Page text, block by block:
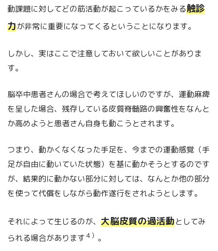
動課題に対してどの筋活動が起こっているかをみる触診
力が非常に重要になってくるということになります。
しかし、実はここで注意しておいて欲しいことがありま
す。
脳卒中患者さんの場合で考えてほしいのですが、運動麻痺
を呈した場合、残存している皮質脊髄路の興奮性をなんと
か高めようと患者さん自身も動こうとされます。
つまり、動かくなくなった手足を、今までの運動感覚（手
足が自由に動いていた状態）を基に動かそうとするのです
が、結果的に動かない部分に対しては、なんとか他の部分
を使って代償をしながら動作遂行をされようとします。
それによって生じるのが、 大脳皮質の過活動としてみ
られる場合があります４） 。